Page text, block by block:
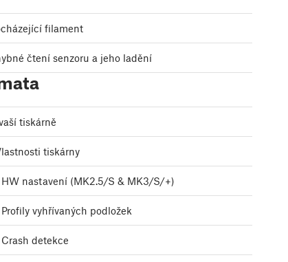
filament
čtení senzoru a jeho ladění
tiskárně
tiskárny
HW nastavení (MK2.5/S & MK3/S/+)
Profily vyhřívaných podložek
Crash detekce